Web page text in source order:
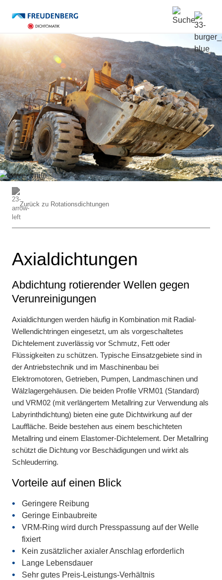
Zurück zu Rotationsdichtungen
Axialdichtungen
Abdichtung rotierender Wellen gegen
Verunreinigungen
Axialdichtungen werden häufig in Kombination mit Radial-
Wellendichtringen eingesetzt, um als vorgeschaltetes
Dichtelement zuverlässig vor Schmutz, Fett oder
Flüssigkeiten zu schützen. Typische Einsatzgebiete sind in
der Antriebstechnik und im Maschinenbau bei
Elektromotoren, Getrieben, Pumpen, Landmaschinen und
Wälzlagergehäusen. Die beiden Profile VRM01 (Standard)
und VRM02 (mit verlängertem Metallring zur Verwendung als
Labyrinthdichtung) bieten eine gute Dichtwirkung auf der
Lauffläche. Beide bestehen aus einem beschichteten
Metallring und einem Elastomer-Dichtelement. Der Metallring
schützt die Dichtung vor Beschädigungen und wirkt als
Schleuderring.
Vorteile auf einen Blick
Geringere Reibung
Geringe Einbaubreite
VRM-Ring wird durch Presspassung auf der Welle
fixiert
Kein zusätzlicher axialer Anschlag erforderlich
Lange Lebensdauer
Sehr gutes Preis-Leistungs-Verhältnis
*Pflichtfelder